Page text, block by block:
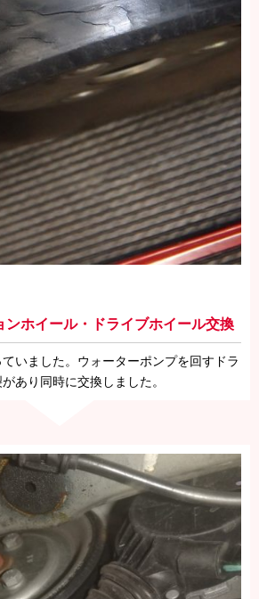
ンホイール・ドライブホイール交換
いました。ウォーターポンプを回すドラ
あり同時に交換しました。